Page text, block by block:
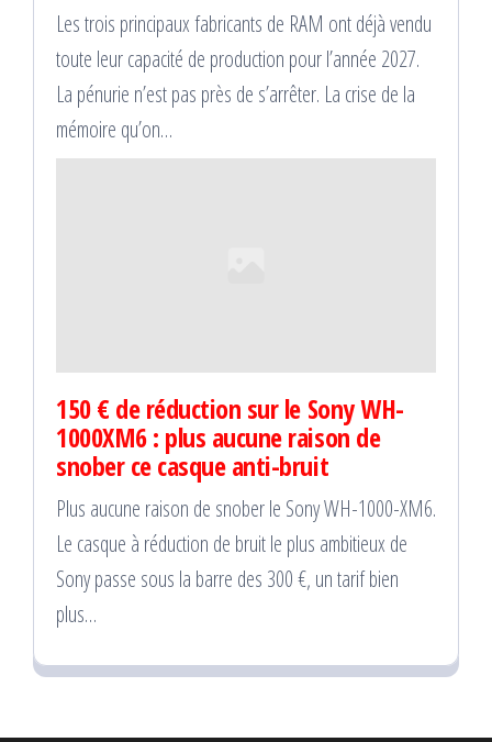
Les trois principaux fabricants de RAM ont déjà vendu
toute leur capacité de production pour l’année 2027.
La pénurie n’est pas près de s’arrêter. La crise de la
mémoire qu’on…
150 € de réduction sur le Sony WH-
1000XM6 : plus aucune raison de
snober ce casque anti-bruit
Plus aucune raison de snober le Sony WH-1000-XM6.
Le casque à réduction de bruit le plus ambitieux de
Sony passe sous la barre des 300 €, un tarif bien
plus…